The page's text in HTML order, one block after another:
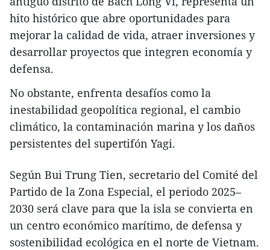
hito histórico que abre oportunidades para
mejorar la calidad de vida, atraer inversiones y
desarrollar proyectos que integren economía y
defensa.
No obstante, enfrenta desafíos como la
inestabilidad geopolítica regional, el cambio
climático, la contaminación marina y los daños
persistentes del supertifón Yagi.
Según Bui Trung Tien, secretario del Comité del
Partido de la Zona Especial, el periodo 2025–
2030 será clave para que la isla se convierta en
un centro económico marítimo, de defensa y
sostenibilidad ecológica en el norte de Vietnam.